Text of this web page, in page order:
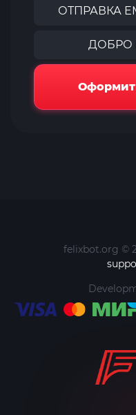
ОТПРАВКА
ДОБРО
felixbot.org ©